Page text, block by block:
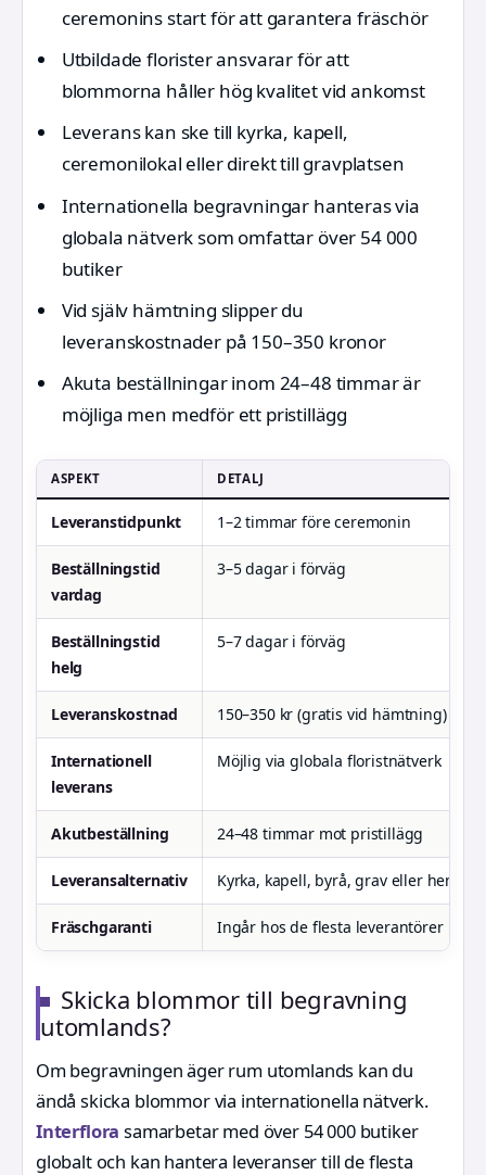
ceremonins start för att garantera fräschör
Utbildade florister ansvarar för att
blommorna håller hög kvalitet vid ankomst
Leverans kan ske till kyrka, kapell,
ceremonilokal eller direkt till gravplatsen
Internationella begravningar hanteras via
globala nätverk som omfattar över 54 000
butiker
Vid själv hämtning slipper du
leveranskostnader på 150–350 kronor
Akuta beställningar inom 24–48 timmar är
möjliga men medför ett pristillägg
ASPEKT DETALJ
Leveranstidpunkt 1–2 timmar före ceremonin
Beställningstid
vardag
3–5 dagar i förväg
Beställningstid
helg
5–7 dagar i förväg
Leveranskostnad 150–350 kr (gratis vid hämtning)
Internationell
leverans
Möjlig via globala floristnätverk
Akutbeställning 24–48 timmar mot pristillägg
Leveransalternativ Kyrka, kapell, byrå, grav eller hem
Fräschgaranti Ingår hos de flesta leverantörer
Skicka blommor till begravning
utomlands?
Om begravningen äger rum utomlands kan du
ändå skicka blommor via internationella nätverk.
Interflora samarbetar med över 54 000 butiker
globalt och kan hantera leveranser till de flesta